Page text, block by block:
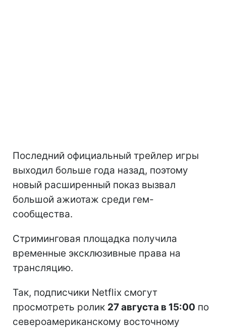
Последний официальный трейлер игры
выходил больше года назад, поэтому
новый расширенный показ вызвал
большой ажиотаж среди гем-
сообщества.
Стриминговая площадка получила
временные эксклюзивные права на
трансляцию.
Так, подписчики Netflix смогут
просмотреть ролик 27 августа в 15:00 по
североамериканскому восточному